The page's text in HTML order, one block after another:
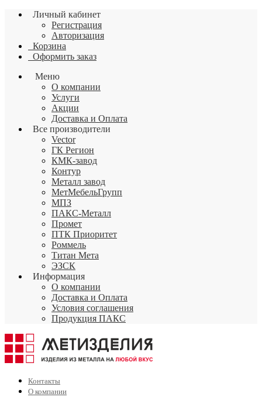
Личный кабинет
Регистрация
Авторизация
Корзина
Оформить заказ
Меню
О компании
Услуги
Акции
Доставка и Оплата
Все производители
Vector
ГК Регион
КМК-завод
Контур
Металл завод
МетМебельГрупп
МПЗ
ПАКС-Металл
Промет
ПТК Приоритет
Роммель
Титан Мета
ЭЗСК
Информация
О компании
Доставка и Оплата
Условия соглашения
Продукция ПАКС
Контакты
О компании